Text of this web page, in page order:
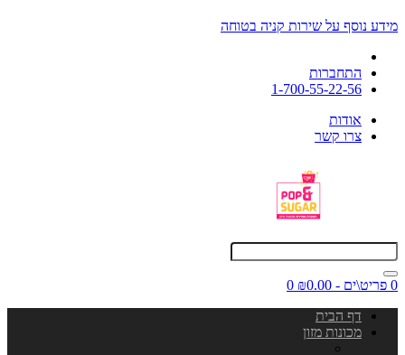
מידע נוסף על שירות קניה בטוחה
התחברות
1-700-55-22-56
אודות
צרו קשר
0 פריט\ים - ₪0.00
0
דף הבית
מכונות מזון